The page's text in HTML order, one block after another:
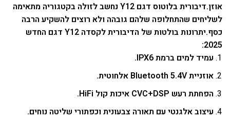
אוזן.
דיבורית בלוטוס דגם Y12 נחשב לזולה בקטגוריה מתאימה
לשליחים שהתחלופה שלהם גובהה ולא רוצים להשקיע הרבה
כסף.
יתרונות בולטות של הדיבורית לקסדה Y12 דגם החדש
2025:
עמיד למים ברמת IPX6.
אוזניית Bluetooth 5.4V אלחוטית.
הפחתת רעש CVC+DSP איכות קול HiFi.
עיצוב אלגנטי עם תאורה צבעונית וכפתורי שליטה נוחים.